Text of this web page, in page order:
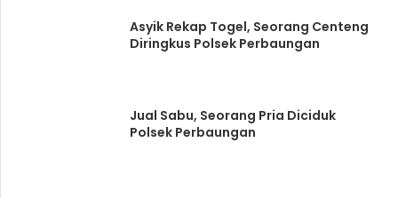
Asyik Rekap Togel, Seorang Centeng
Diringkus Polsek Perbaungan
Jual Sabu, Seorang Pria Diciduk
Polsek Perbaungan